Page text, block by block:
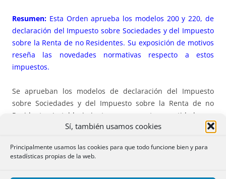
Sí, también usamos cookies
Principalmente usamos las cookies para que todo funcione bien y para
estadísticas propias de la web.
Resumen: Esta Orden aprueba los modelos 200 y 220, de
declaración del Impuesto sobre Sociedades y del Impuesto
sobre la Renta de no Residentes. Su exposición de motivos
reseña las novedades normativas respecto a estos
impuestos.
Se aprueban los modelos de declaración del Impuesto
sobre Sociedades y del Impuesto sobre la Renta de no
Residentes (establecimientos permanentes y entidades en
régimen de atribución de rentas constituidas en el
documentos de ingreso o devolución, para los períodos
diciembre de 2018, consistentes en: